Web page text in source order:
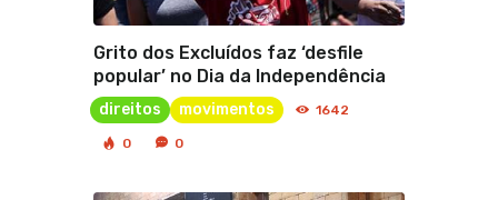
Grito dos Excluídos faz ‘desfile
popular’ no Dia da Independência
direitos movimentos 1642
0 0